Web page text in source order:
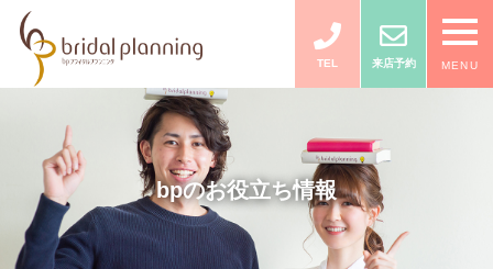
TEL 来店予約 MENU
bpのお役立ち情報